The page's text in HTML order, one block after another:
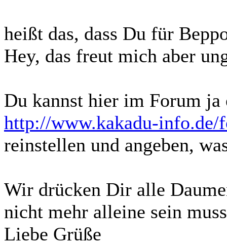
heißt das, dass Du für
Hey, das freut mich aber
Du kannst hier im Forum ja
http://www.kakadu-
reinstellen und angeben,
Wir drücken Dir alle
nicht mehr alleine sein
Liebe Grüße